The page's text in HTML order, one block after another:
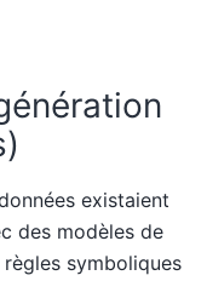
existaient
des modèles de
symboliques